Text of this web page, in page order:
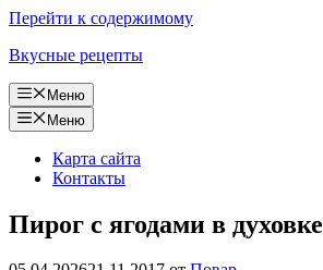
Перейти к содержимому
Вкусные рецепты
Меню
Меню
Карта сайта
Контакты
Пирог с ягодами в духовке